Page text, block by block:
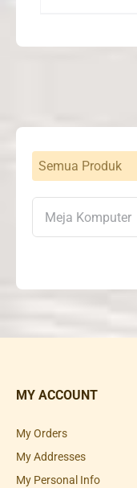
Semua Produk
MY ACCOUNT
My Orders
My Addresses
My Personal Info